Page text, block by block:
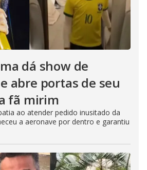
dá show de
abre portas de seu
fã mirim
ao atender pedido inusitado da
a aeronave por dentro e garantiu